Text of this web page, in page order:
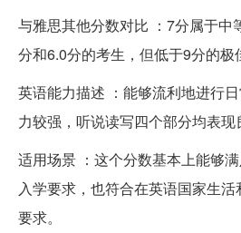
与雅思其他分数对比 ：7分属于中
分和6.0分的考生，但低于9分的极
英语能力描述 ：能够流利地进行
力较强，听说读写四个部分均表现
适用场景 ：这个分数基本上能够
入学要求，也符合在英语国家生
要求。